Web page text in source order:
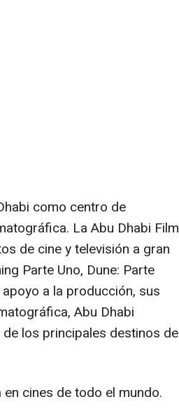
como centro de
La Abu Dhabi Film
de cine y televisión a gran
Parte Uno, Dune: Parte
a la producción, sus
Abu Dhabi
los principales destinos de
cines de todo el mundo.